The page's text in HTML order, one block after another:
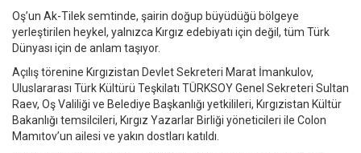
Oş’un Ak-Tilek semtinde, şairin doğup büyüdüğü bölgeye
yerleştirilen heykel, yalnızca Kırgız edebiyatı için değil, tüm Türk
Dünyası için de anlam taşıyor.
Açılış törenine Kırgızistan Devlet Sekreteri Marat İmankulov,
Uluslararası Türk Kültürü Teşkilatı TÜRKSOY Genel Sekreteri Sultan
Raev, Oş Valiliği ve Belediye Başkanlığı yetkilileri, Kırgızistan Kültür
Bakanlığı temsilcileri, Kırgız Yazarlar Birliği yöneticileri ile Colon
Mamıtov’un ailesi ve yakın dostları katıldı.